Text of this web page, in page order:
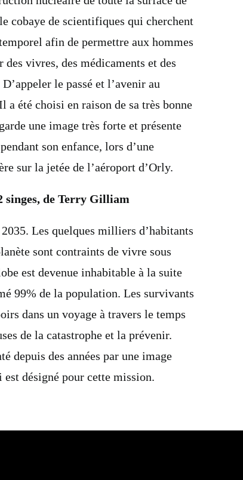
cobaye de scientifiques qui cherchent
afin de permettre aux hommes
vivres, des médicaments et des
le passé et l’avenir au
a été choisi en raison de sa très bonne
une image très forte et présente
son enfance, lors d’une
sur la jetée de l’aéroport d’Orly.
singes, de Terry Gilliam
Les quelques milliers d’habitants
sont contraints de vivre sous
est devenue inhabitable à la suite
99% de la population. Les survivants
dans un voyage à travers le temps
de la catastrophe et la prévenir.
depuis des années par une image
désigné pour cette mission.